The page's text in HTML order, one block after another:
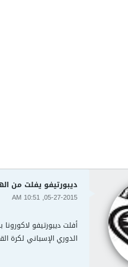
ديبورتيفو يفلت من
05-27-2015, 10:51 AM
الدوري الإسباني لكرة